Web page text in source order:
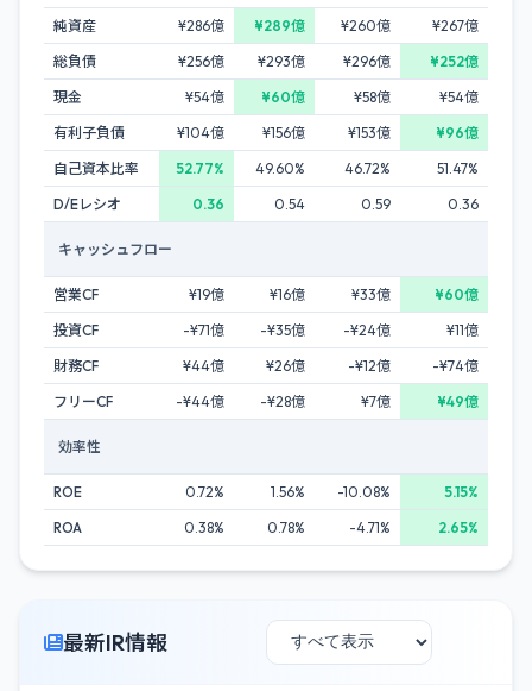
純資産
¥286億 ¥289億 ¥260億
¥267億
総負債
¥256億 ¥293億 ¥296億
¥252億
現金
¥54億 ¥60億 ¥58億
¥54億
有利子負債
¥104億 ¥156億 ¥153億
¥96億
自己資本比率
52.77% 49.60% 46.72%
51.47%
D/Eレシオ
0.36 0.54 0.59 0.36
キャッシュフロー
営業CF ¥19億 ¥16億 ¥33億
¥60億
投資CF
-¥71億 -¥35億 -¥24億
¥11億
財務CF
¥44億 ¥26億 -¥12億
-¥74億
フリーCF
-¥44億 -¥28億 ¥7億 ¥49億
効率性
ROE 0.72% 1.56% -10.08%
5.15%
ROA
0.38% 0.78% -4.71% 2.65%
最新IR情報